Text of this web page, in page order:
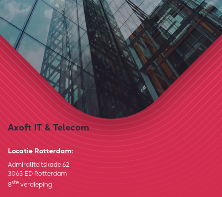
Axoft IT & Telecom
Locatie Rotterdam:
Admiraliteitskade 62
3063 ED Rotterdam
8ste verdieping